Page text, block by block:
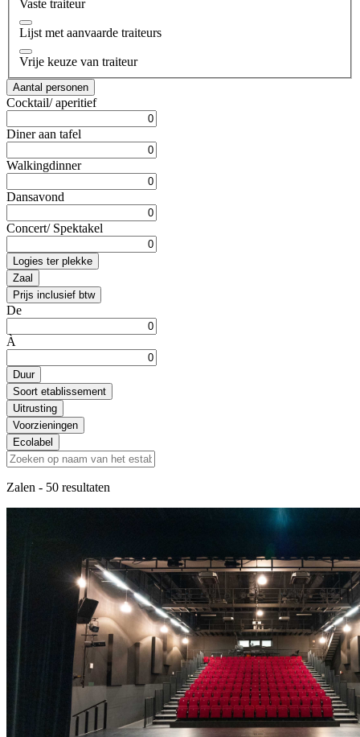
Vaste traiteur
Lijst met aanvaarde traiteurs
Vrije keuze van traiteur
Aantal personen
Cocktail/ aperitief
Diner aan tafel
Walkingdinner
Dansavond
Concert/ Spektakel
Logies ter plekke
Zaal
Prijs inclusief btw
De
À
Duur
Soort etablissement
Uitrusting
Voorzieningen
Ecolabel
Zalen - 50 resultaten